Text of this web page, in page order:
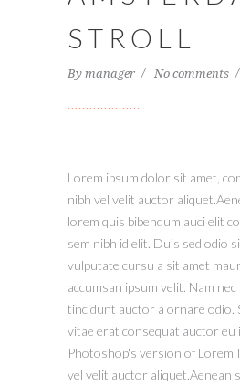
STROLL
By manager No comments
Lorem ipsum dolor sit amet,
nibh vel velit auctor
lorem quis bibendum auci elit
sem nibh id elit. Duis sed odio
vulputate cursu a sit amet
accumsan ipsum velit. Nam
tincidunt auctor a ornare odio.
vitae erat consequat auctor eu
Photoshop's version of Lorem
vel velit auctor aliquet.Aenean